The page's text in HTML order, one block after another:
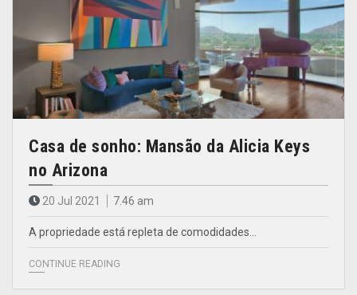
Casa de sonho: Mansão da Alicia Keys
no Arizona
20 Jul 2021 7.46 am
A propriedade está repleta de comodidades…
CONTINUE READING